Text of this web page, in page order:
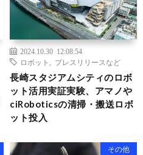
2024.10.30 12:08:54
ロボット
プレスリリースなど
長崎スタジアムシティのロボ
ット活用実証実験、アマノや
ciRoboticsの清掃・搬送ロボ
ット投入
その他